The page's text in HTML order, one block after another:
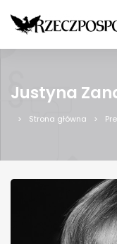
Justyna
Strona główna